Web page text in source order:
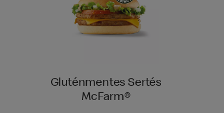
Gluténmentes Sertés
McFarm®